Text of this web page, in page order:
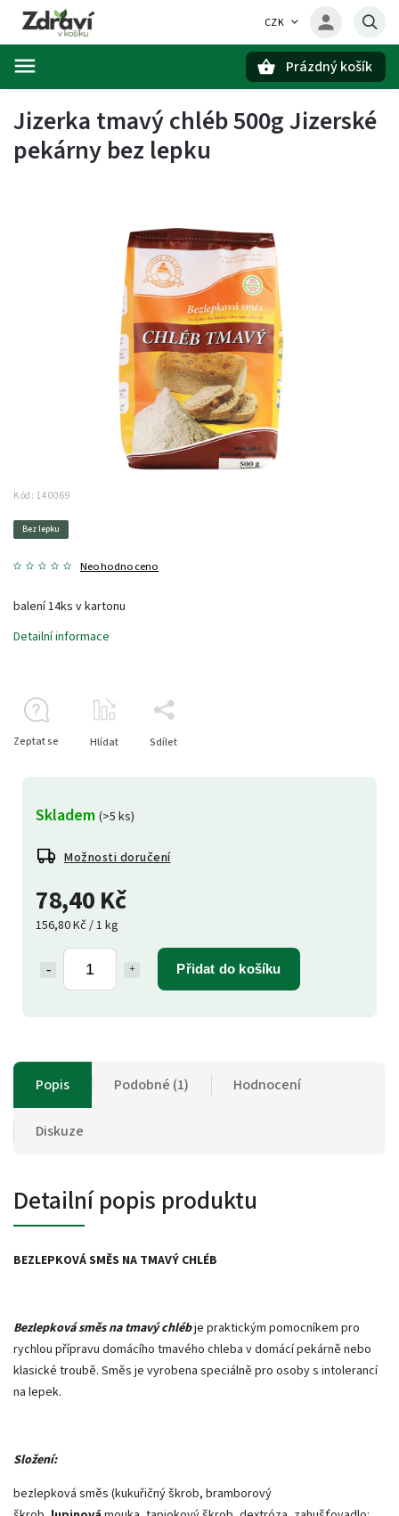
CZK
Prázdný košík
Jizerka tmavý chléb 500g Jizerské
pekárny bez lepku
Kód: 140069
Bez lepku
Neohodnoceno
78,40 Kč
156,80 Kč / 1 kg
Přidat do košíku
Skladem (>5 ks)
Možnosti doručení
balení 14ks v kartonu
Detailní informace
Zeptat se Hlídat Sdílet
Popis Podobné (1) Hodnocení
Diskuze
Detailní popis produktu
BEZLEPKOVÁ SMĚS NA TMAVÝ CHLÉB
Bezlepková směs na tmavý chlébje praktickým pomocníkem pro
rychlou přípravu domácího tmavého chleba v domácí pekárně nebo
klasické troubě. Směs je vyrobena speciálně pro osoby s intolerancí
na lepek.
Složení:
bezlepková směs (kukuřičný škrob, bramborový